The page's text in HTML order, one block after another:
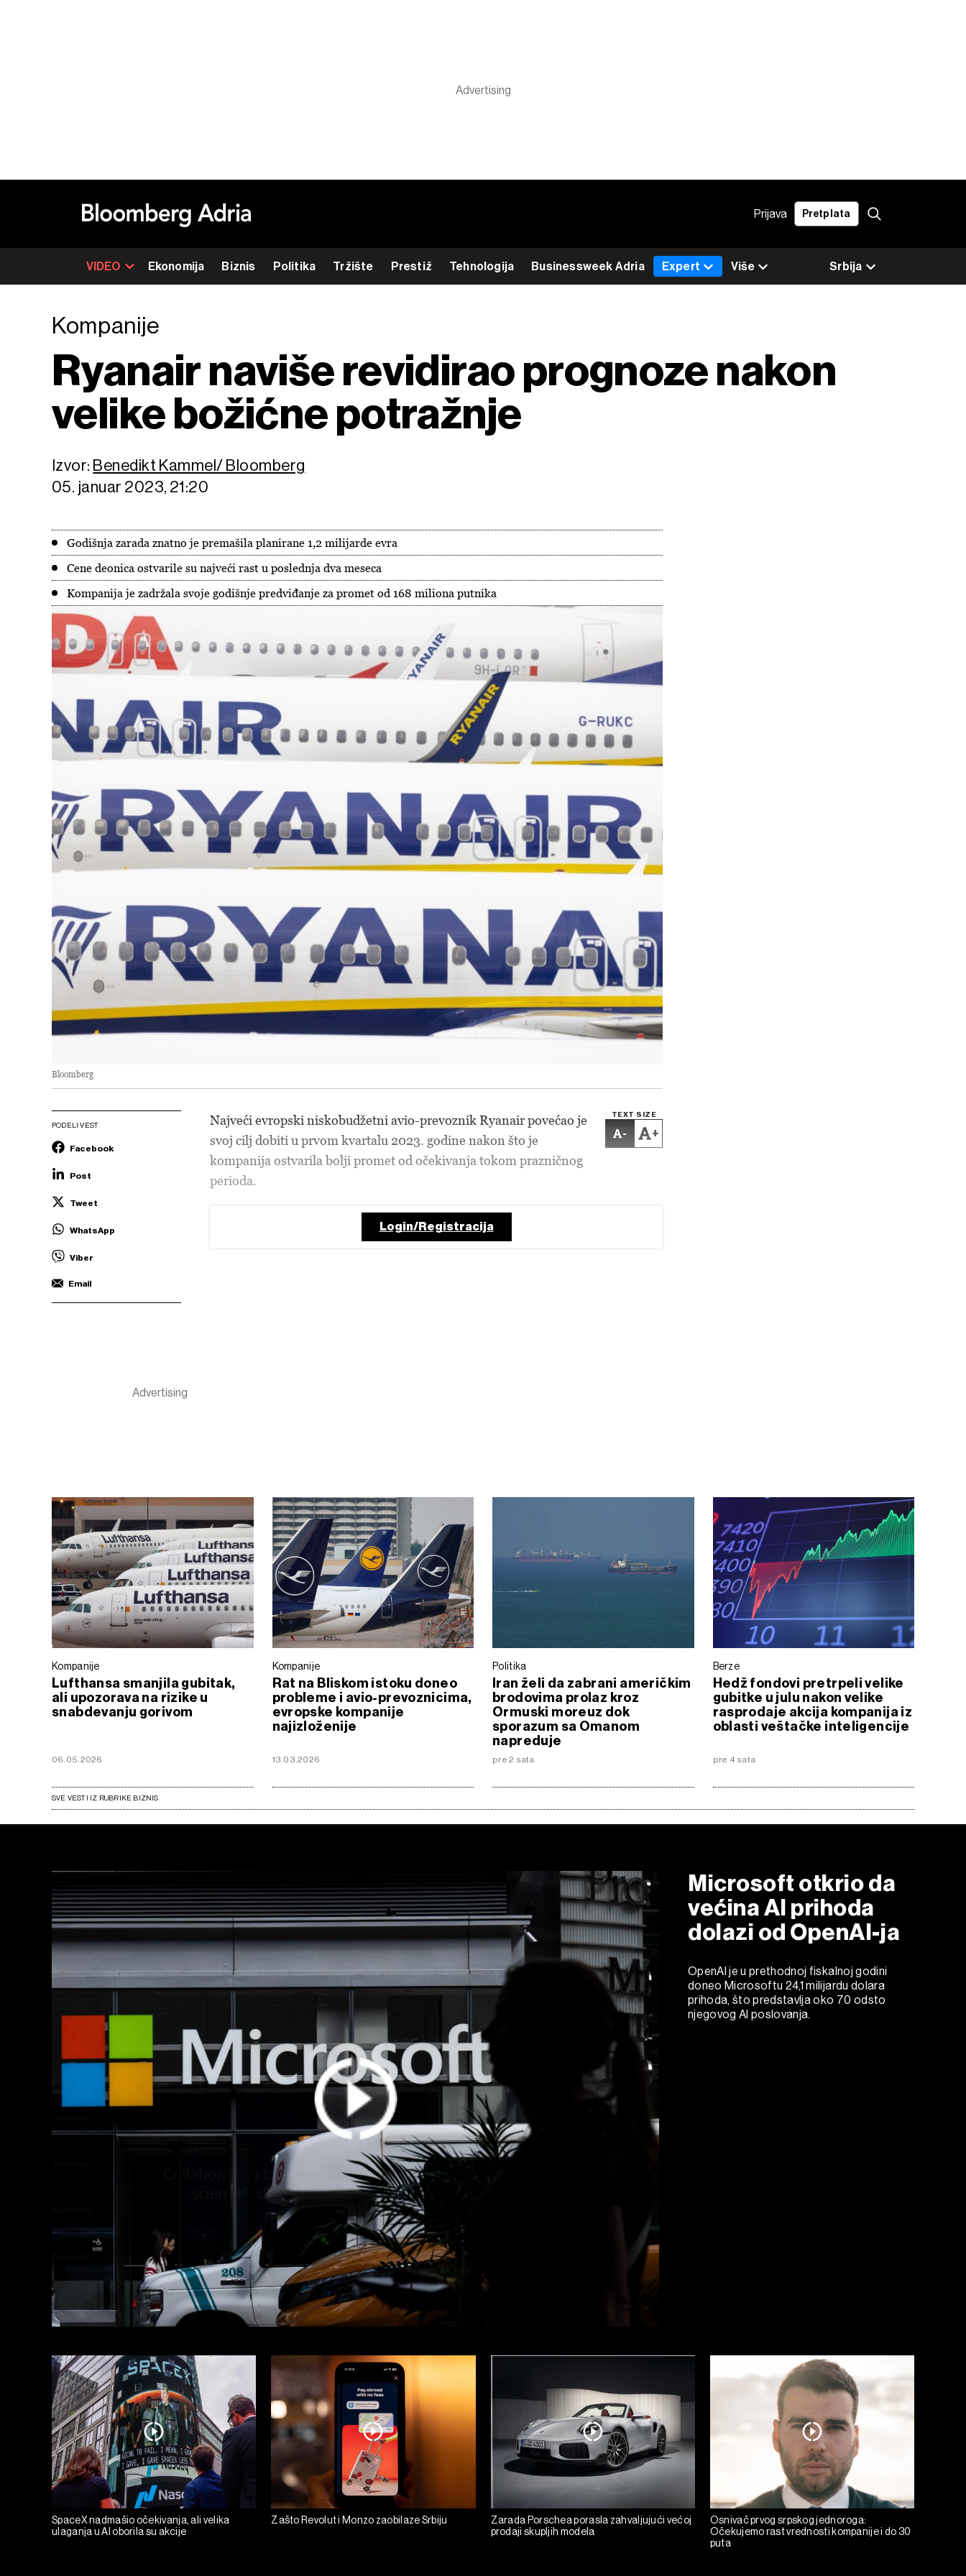
Prijava Pretplata
VIDEO Ekonomija Biznis Politika Tržište Prestiž Tehnologija Businessweek Adria Srbija
Expert Više
Kompanije
Ryanair naviše revidirao prognoze nakon
velike božićne potražnje
Izvor: Benedikt Kammel/ Bloomberg
05. januar 2023, 21:20
Godišnja zarada znatno je premašila planirane 1,2 milijarde evra
Cene deonica ostvarile su najveći rast u poslednja dva meseca
Kompanija je zadržala svoje godišnje predviđanje za promet od 168 miliona putnika
Bloomberg
PODELI VEST
Facebook
Post
Tweet
WhatsApp
Viber
Email
TEXT SIZE
- +
Najveći evropski niskobudžetni avio-prevoznik Ryanair povećao je
svoj cilj dobiti u prvom kvartalu 2023. godine nakon što je
kompanija ostvarila bolji promet od očekivanja tokom prazničnog
perioda.
Login/Registracija
Kompanije
Lufthansa smanjila gubitak,
ali upozorava na rizike u
snabdevanju gorivom
06.05.2026
Kompanije
Rat na Bliskom istoku doneo
probleme i avio-prevoznicima,
evropske kompanije
najizloženije
13.03.2026
Politika
Iran želi da zabrani američkim
brodovima prolaz kroz
Ormuski moreuz dok
sporazum sa Omanom
napreduje
pre 2 sata
Berze
Hedž fondovi pretrpeli velike
gubitke u julu nakon velike
rasprodaje akcija kompanija iz
oblasti veštačke inteligencije
pre 4 sata
SVE VESTI IZ RUBRIKE BIZNIS
Microsoft otkrio da
većina AI prihoda
dolazi od OpenAI-ja
OpenAI je u prethodnoj fiskalnoj godini
doneo Microsoftu 24,1 milijardu dolara
prihoda, što predstavlja oko 70 odsto
njegovog AI poslovanja.
SpaceX nadmašio očekivanja, ali velika
ulaganja u AI oborila su akcije
Zašto Revolut i Monzo zaobilaze Srbiju
Zarada Porschea porasla zahvaljujući većoj
prodaji skupljih modela
Osnivač prvog srpskog jednoroga:
Očekujemo rast vrednosti kompanije i do 30
puta